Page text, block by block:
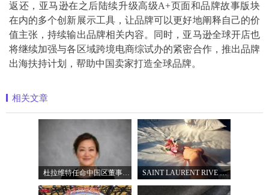
返还，亚马逊在之后陆续升级高级A+页面和品牌故事版块
在内的多个创新展示工具，让品牌可以更好地阐释自己的价
值主张，持续输出品牌相关内容。同时，亚马逊全球开店也
将继续加强与各区域跨境电商综试办的紧密合作，推出品牌
出海扶持计划，帮助中国卖家打造全球品牌。
相关文章
杜拉维特任命中国区董事总经理杨琛女士 SAINT LAURENT RIVE DROITE圣罗兰北京右岸精品店